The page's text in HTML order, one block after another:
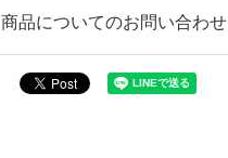
商品についてのお問い合わせ